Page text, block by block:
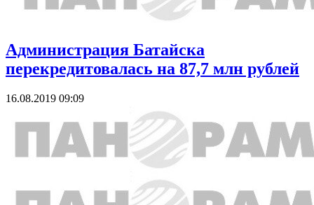
Администрация Батайска
перекредитовалась на 87,7 млн рублей
16.08.2019 09:09